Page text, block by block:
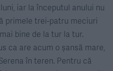
iar la începutul anului nu
primele trei-patru meciuri
bine de la tur la tur.
ca are acum o șansă mare,
în teren. Pentru că